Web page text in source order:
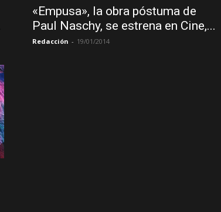
«Empusa», la obra póstuma de
Paul Naschy, se estrena en Cine,...
Redacción - 19/01/2014